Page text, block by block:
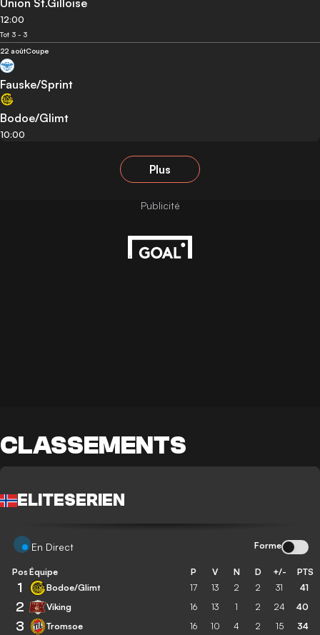
Union St.Gilloise
12:00
Tot 3 - 3
22 aoûtCoupe
Fauske/Sprint
Bodoe/Glimt
10:00
Plus
CLASSEMENTS
ELITESERIEN
En Direct Forme
Pos Équipe P V N D +/- PTS
1 Bodoe/Glimt 17 13 2 2 31 41
2 Viking 16 13 1 2 24 40
3 Tromsoe 16 10 4 2 15 34